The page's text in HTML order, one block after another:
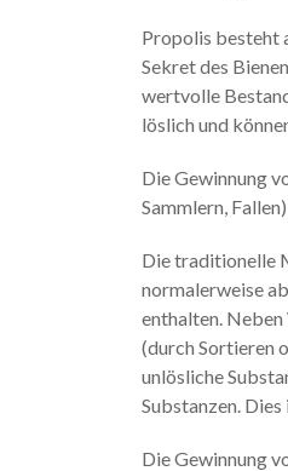
Propolis besteht
Sekret des
wertvolle
löslich und
Die Gewinnung
Sammlern,
Die traditionelle
normalerweise
enthalten.
(durch Sortieren
unlösliche
Substanzen.
Die Gewinnung